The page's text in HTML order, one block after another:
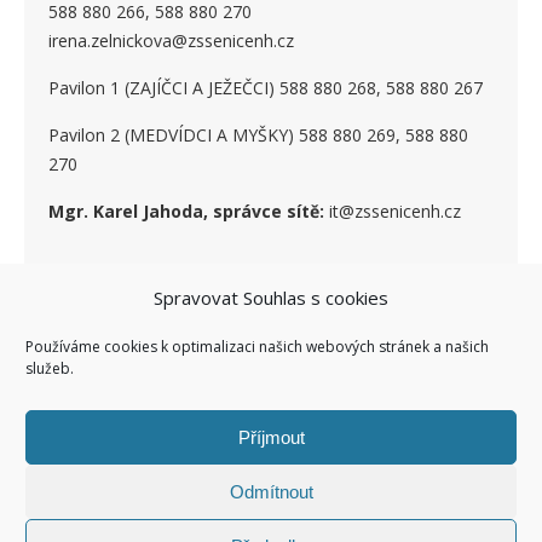
Spravovat Souhlas s cookies
Používáme cookies k optimalizaci našich webových stránek a našich
služeb.
Příjmout
Odmítnout
588 880 266, 588 880 270
irena.zelnickova@zssenicenh.cz
Pavilon 1 (ZAJÍČCI A JEŽEČCI) 588 880 268, 588 880 267
Pavilon 2 (MEDVÍDCI A MYŠKY) 588 880 269, 588 880
270
Mgr. Karel Jahoda, správce sítě: it@zssenicenh.cz
SOCIÁLNÍ SÍTĚ